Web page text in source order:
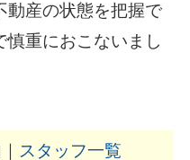
動産の状態を把握で
慎重におこないまし
スタッフ一覧